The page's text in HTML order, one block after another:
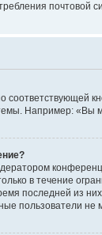
почтовой
Например: «Вы
в течение
последней из
пользователи не